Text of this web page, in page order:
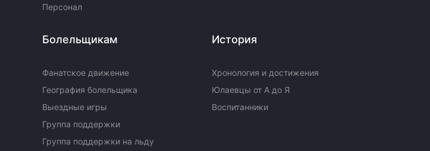
Персонал
Болельщикам
Фанатское движение
География болельщика
Выездные игры
Группа поддержки
Группа поддержки на льду
История
Хронология и достижения
Юлаевцы от А до Я
Воспитанники